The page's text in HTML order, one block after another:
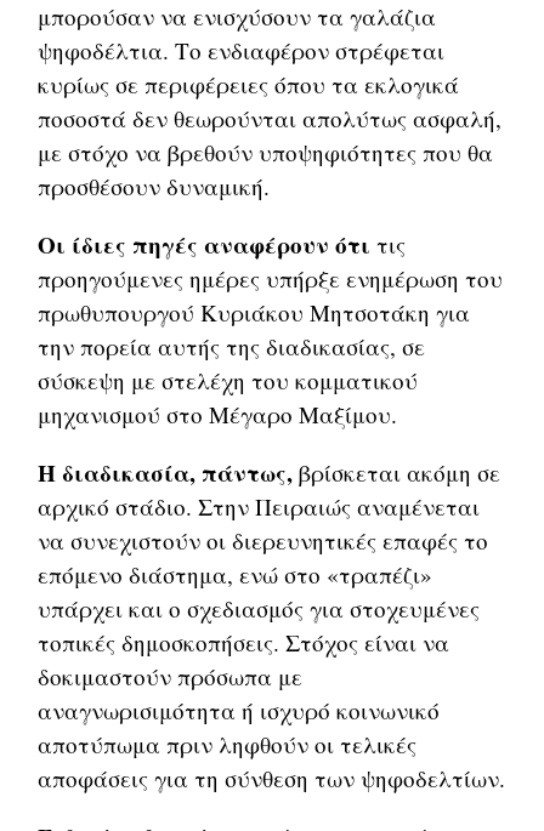
μπορούσαν να ενισχύσουν τα γαλάζια
ψηφοδέλτια. Το ενδιαφέρον στρέφεται
κυρίως σε περιφέρειες όπου τα εκλογικά
ποσοστά δεν θεωρούνται απολύτως ασφαλή,
με στόχο να βρεθούν υποψηφιότητες που θα
προσθέσουν δυναμική.
Οι ίδιες πηγές αναφέρουν ότι τις
προηγούμενες ημέρες υπήρξε ενημέρωση του
πρωθυπουργού Κυριάκου Μητσοτάκη για
την πορεία αυτής της διαδικασίας, σε
σύσκεψη με στελέχη του κομματικού
μηχανισμού στο Μέγαρο Μαξίμου.
Η διαδικασία, πάντως, βρίσκεται ακόμη σε
αρχικό στάδιο. Στην Πειραιώς αναμένεται
να συνεχιστούν οι διερευνητικές επαφές το
επόμενο διάστημα, ενώ στο «τραπέζι»
υπάρχει και ο σχεδιασμός για στοχευμένες
τοπικές δημοσκοπήσεις. Στόχος είναι να
δοκιμαστούν πρόσωπα με
αναγνωρισιμότητα ή ισχυρό κοινωνικό
αποτύπωμα πριν ληφθούν οι τελικές
αποφάσεις για τη σύνθεση των ψηφοδελτίων.